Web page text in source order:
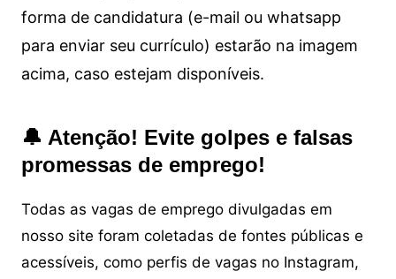
forma de candidatura (e-mail ou whatsapp
para enviar seu currículo) estarão na imagem
acima, caso estejam disponíveis.
🔔 Atenção! Evite golpes e falsas
promessas de emprego!
Todas as vagas de emprego divulgadas em
nosso site foram coletadas de fontes públicas e
acessíveis, como perfis de vagas no Instagram,